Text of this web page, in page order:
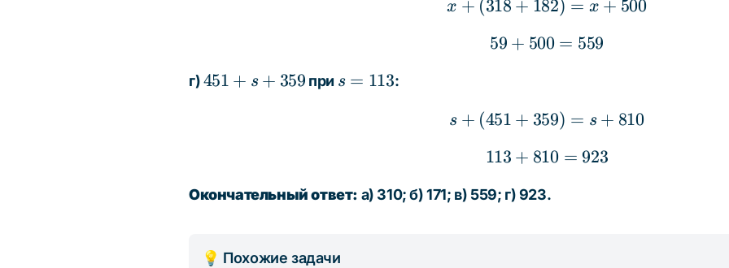
x + (318 + 182) = x +
x + (318 + 182) = x + 500
59 + 500 = 559
59 + 500 = 559
г)451
451 + s + 359 при s =
s = 113:
s + (451 + 359) = s +
s + (451 + 359) = s + 810
113 + 810 = 923
113 + 810 = 923
Окончательный ответ: а) 310; б) 171; в) 559; г) 923.
💡 Похожие задачи